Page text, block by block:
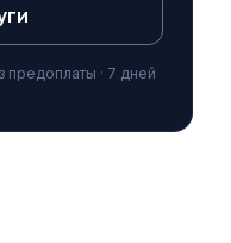
предоплаты · 7 дней